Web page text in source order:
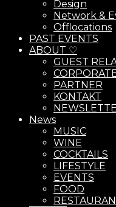
Design
Network &
Offlocations
PAST EVENTS
ABOUT ♡
GUEST
PARTNER
KONTAKT
News
MUSIC
WINE
COCKTAILS
LIFESTYLE
EVENTS
FOOD